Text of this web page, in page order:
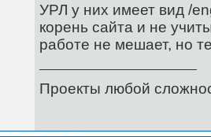
УРЛ у них имеет вид /
корень сайта и не
работе не мешает, но
Проекты любой